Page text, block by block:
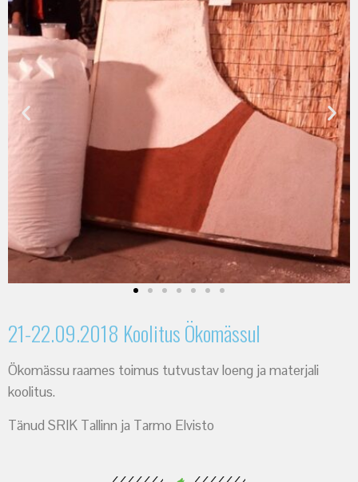
21-22.09.2018 Koolitus Ökomässul
Ökomässu raames toimus tutvustav loeng ja materjali
koolitus.
Tänud SRIK Tallinn ja Tarmo Elvisto